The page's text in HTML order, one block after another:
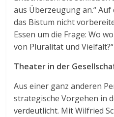
aus Überzeugung an.“
das Bistum nicht
Essen um die Frage: Wo
von Pluralität und Vielfalt?“
Theater in der
Aus einer ganz anderen
strategische Vorgehen in
verdeutlicht. Mit Wilfried